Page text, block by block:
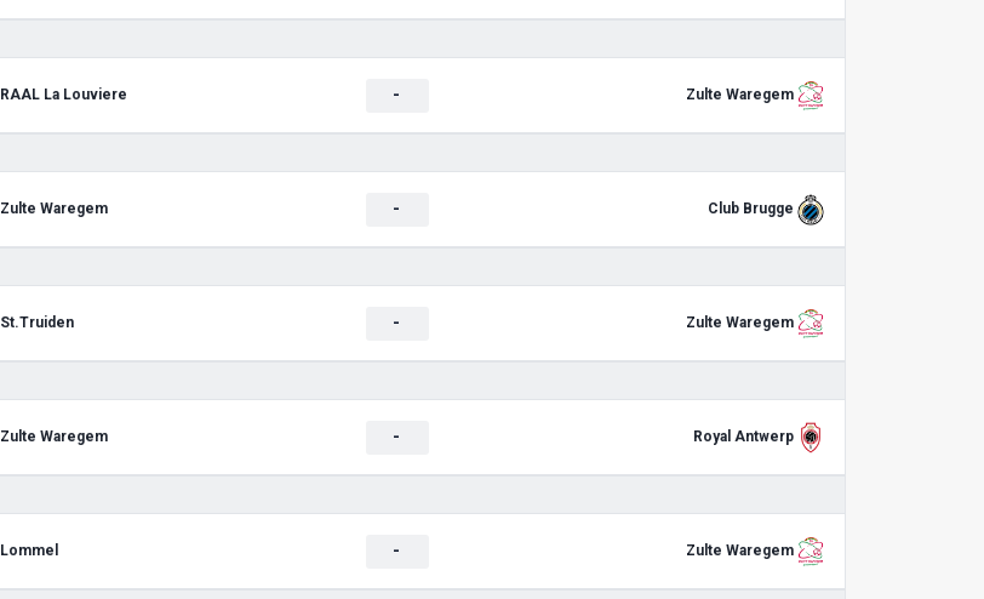
RAAL La Louviere - Zulte Waregem
Zulte Waregem - Club Brugge
St.Truiden - Zulte Waregem
Zulte Waregem - Royal Antwerp
Lommel - Zulte Waregem